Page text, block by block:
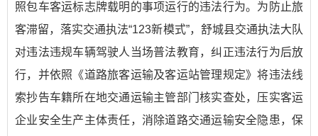
照包车客运标志牌载明的事项运行的违法行为。为防止旅
客滞留，落实交通执法“123新模式”，舒城县交通执法大队
对违法违规车辆驾驶人当场普法教育，纠正违法行为后放
行，并依照《道路旅客运输及客运站管理规定》将违法线
索抄告车籍所在地交通运输主管部门核实查处，压实客运
企业安全生产主体责任，消除道路交通运输安全隐患，保